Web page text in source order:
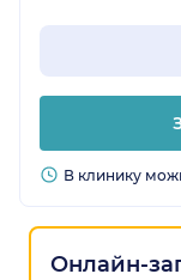
В клинику
Онлайн-